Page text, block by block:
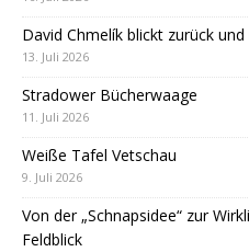
David Chmelík blickt zurück
13. Juli 2026
Stradower Bücherwaage
11. Juli 2026
Weiße Tafel Vetschau
9. Juli 2026
Von der „Schnapsidee“ zur
Feldblick